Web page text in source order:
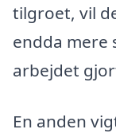
tilgroet, vil
endda mere
arbejdet
En anden